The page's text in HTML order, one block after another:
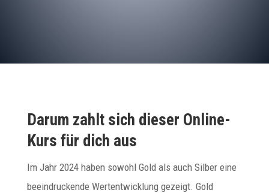
Darum zahlt sich dieser Online-
Kurs für dich aus
​Im Jahr 2024 haben sowohl Gold als auch Silber eine
beeindruckende Wertentwicklung gezeigt. Gold